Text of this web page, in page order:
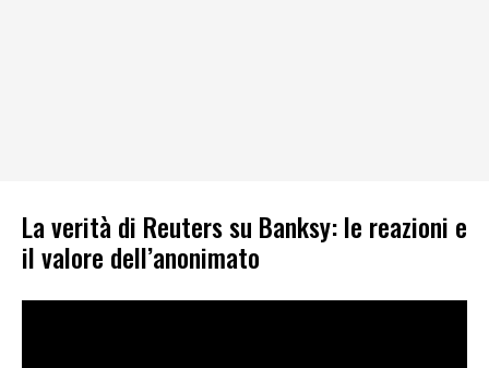
La verità di Reuters su Banksy: le reazioni e
il valore dell’anonimato